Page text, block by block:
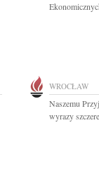
WROCŁAW
Naszemu
wyrazy